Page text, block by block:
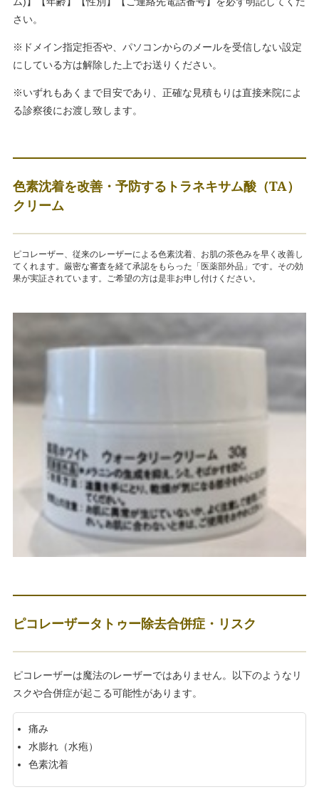
さい。
※ドメイン指定拒否や、パソコンからのメールを受信しない設定
にしている方は解除した上でお送りください。
※いずれもあくまで目安であり、正確な見積もりは直接来院によ
る診察後にお渡し致します。
色素沈着を改善・予防するトラネキサム酸（TA）
クリーム
ピコレーザー、従来のレーザーによる色素沈着、お肌の茶色みを早く改善し
てくれます。厳密な審査を経て承認をもらった「医薬部外品」です。その効
果が実証されています。ご希望の方は是非お申し付けください。
ピコレーザータトゥー除去合併症・リスク
ピコレーザーは魔法のレーザーではありません。以下のようなリ
スクや合併症が起こる可能性があります。
痛み
水膨れ（水疱）
色素沈着